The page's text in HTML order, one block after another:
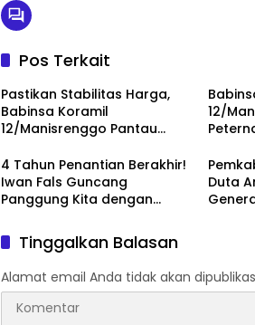
Pos Terkait
Pastikan Stabilitas Harga,
Babinsa Koramil
12/Manisrenggo Pantau
Klewer
12/
Dan
4 Tahun Penantian Berakhir!
Iwan Fals Guncang
Panggung Kita dengan
Mulai
Duta
Tinggalkan Balasan
Alamat email Anda tidak akan